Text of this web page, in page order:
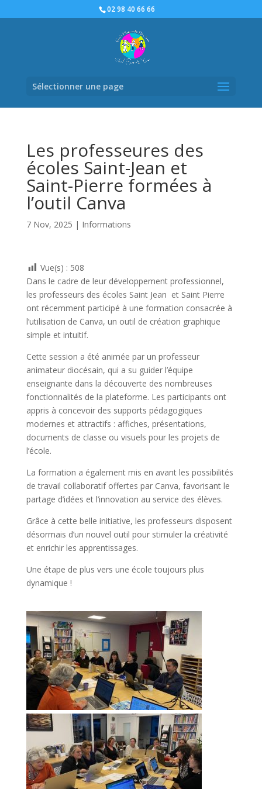
02 98 40 66 66
Sélectionner une page
Les professeures des
écoles Saint-Jean et
Saint-Pierre formées à
l’outil Canva
7 Nov, 2025 | Informations
Vue(s) : 508
Dans le cadre de leur développement professionnel,
les professeurs des écoles Saint Jean et Saint Pierre
ont récemment participé à une formation consacrée à
l’utilisation de Canva, un outil de création graphique
simple et intuitif.
Cette session a été animée par un professeur
animateur diocésain, qui a su guider l’équipe
enseignante dans la découverte des nombreuses
fonctionnalités de la plateforme. Les participants ont
appris à concevoir des supports pédagogiques
modernes et attractifs : affiches, présentations,
documents de classe ou visuels pour les projets de
l’école.
La formation a également mis en avant les possibilités
de travail collaboratif offertes par Canva, favorisant le
partage d’idées et l’innovation au service des élèves.
Grâce à cette belle initiative, les professeurs disposent
désormais d’un nouvel outil pour stimuler la créativité
et enrichir les apprentissages.
Une étape de plus vers une école toujours plus
dynamique !